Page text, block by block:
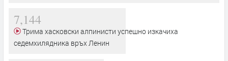
7,144
седемхилядника връх Ленин